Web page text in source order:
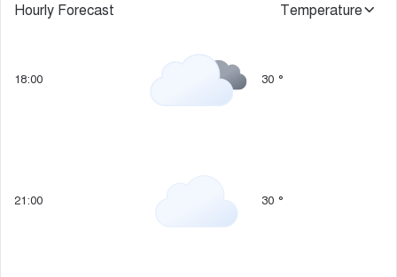
Hourly Forecast Temperature
18:00 30 °
21:00 30 °